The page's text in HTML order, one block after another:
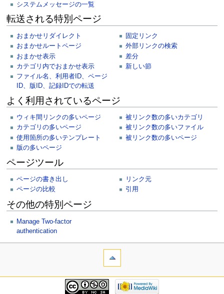
システムメッセージの一覧
転送される特別ページ
おまかせリダイレクト
おまかせルートページ
おまかせ表示
カテゴリ内でおまかせ表示
ファイル名、利用者ID、ページ
ID、版ID、記録IDでの転送
固定リンク
外部リンクの検索
差分
新しい節
よく利用されているページ
ウィキ間リンクの多いページ
カテゴリの多いページ
使用箇所の多いテンプレート
版の多いページ
被リンク数の多いカテゴリ
被リンク数の多いファイル
被リンク数の多いページ
ページツール
ページの書き出し
ページの比較
リンク元
引用
その他の特別ページ
Manage Two-factor
authentication